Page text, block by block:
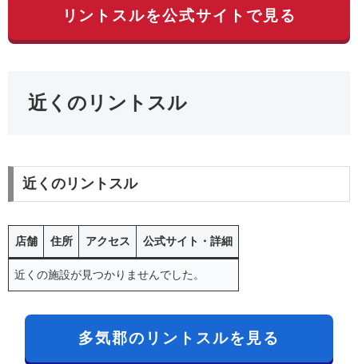
リントスルを公式サイトで見る
近くのリントスル
近くのリントスル
店舗 住所 アクセス 公式サイト・詳細
近くの施設が見つかりませんでした。
多気郡のリントスルを見る